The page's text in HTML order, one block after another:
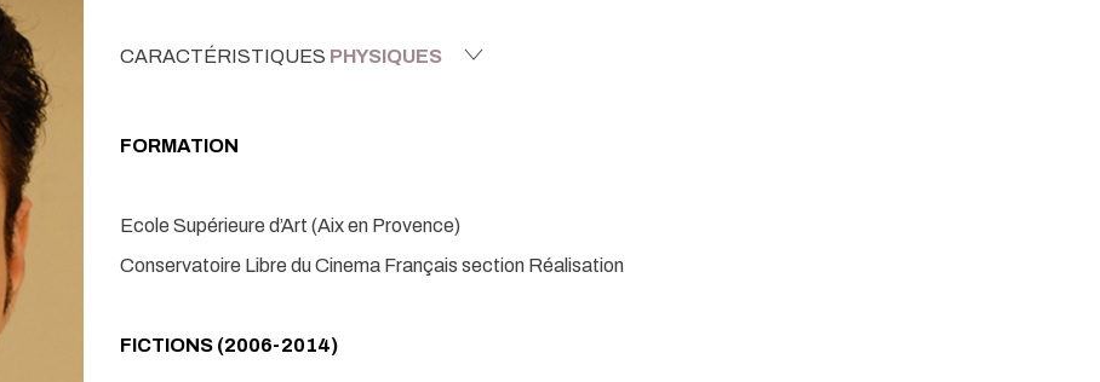
CARACTÉRISTIQUES PHYSIQUES
FORMATION
Ecole Supérieure d’Art (Aix en Provence)
Conservatoire Libre du Cinema Français section Réalisation
FICTIONS (2006-2014)